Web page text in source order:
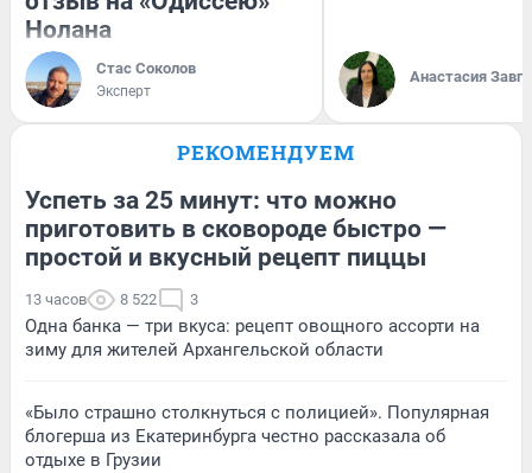
Нолана
Стас Соколов
Эксперт
Анастасия
РЕКОМЕНДУЕМ
Успеть за 25 минут: что можно
приготовить в сковороде быстро —
простой и вкусный рецепт пиццы
13 часов 8 522 3
Одна банка — три вкуса: рецепт овощного ассорти на
зиму для жителей Архангельской области
«Было страшно столкнуться с полицией». Популярная
блогерша из Екатеринбурга честно рассказала об
отдыхе в Грузии